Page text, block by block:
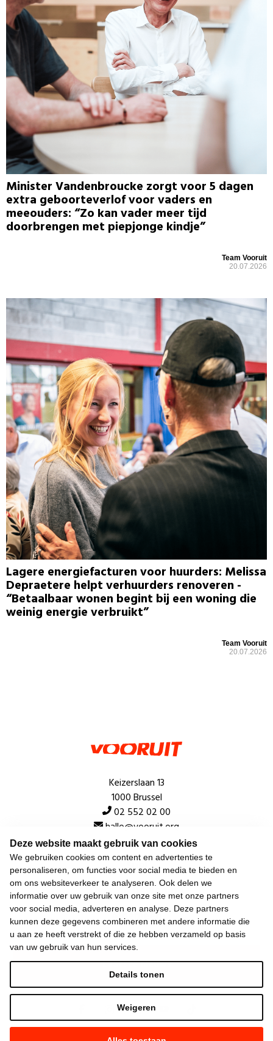
Deze website maakt gebruik van cookies
We gebruiken cookies om content en advertenties te
personaliseren, om functies voor social media te bieden en
om ons websiteverkeer te analyseren. Ook delen we
informatie over uw gebruik van onze site met onze partners
voor social media, adverteren en analyse. Deze partners
kunnen deze gegevens combineren met andere informatie die
u aan ze heeft verstrekt of die ze hebben verzameld op basis
van uw gebruik van hun services.
Weigeren
Details tonen
Minister Vandenbroucke zorgt voor 5 dagen
extra geboorteverlof voor vaders en
meeouders: “Zo kan vader meer tijd
doorbrengen met piepjonge kindje”
Team Vooruit
20.07.2026
Lagere energiefacturen voor huurders: Melissa
Depraetere helpt verhuurders renoveren -
“Betaalbaar wonen begint bij een woning die
weinig energie verbruikt”
Team Vooruit
20.07.2026
Keizerslaan 13
1000 Brussel
02 552 02 00
hallo@vooruit.org
Snel
Over de beweging
Algemeen
Laatste nieuws